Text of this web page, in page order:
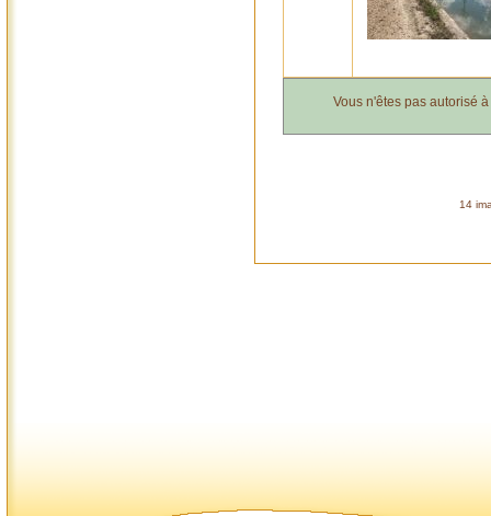
Vous n'êtes pas autorisé
14